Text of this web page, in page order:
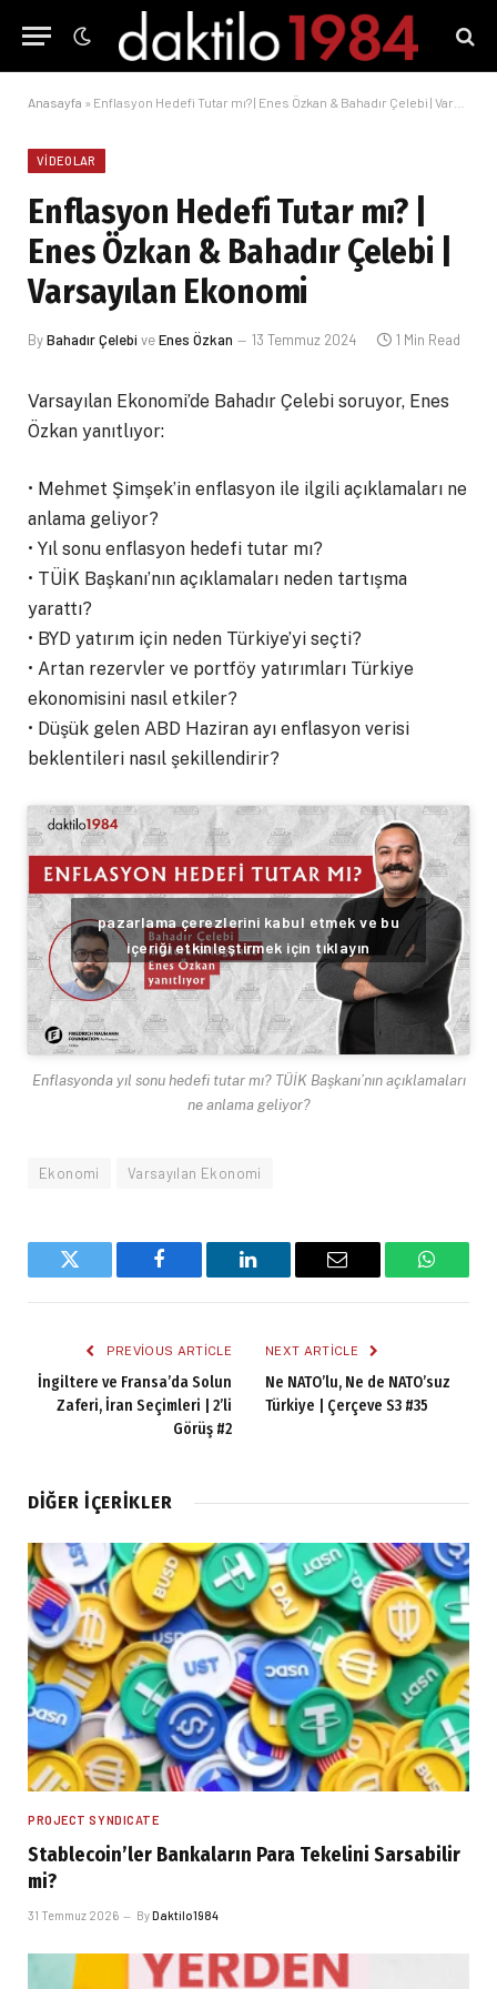
Anasayfa » Enflasyon Hedefi Tutar mı? | Enes Özkan & Bahadır Çelebi | Varsayılan Ekonomi
VIDEOLAR
Enflasyon Hedefi Tutar mı? |
Enes Özkan & Bahadır Çelebi |
Varsayılan Ekonomi
ByBahadır Çelebi veEnes Özkan 13 Temmuz 2024 1 Min Read
Varsayılan Ekonomi’de Bahadır Çelebi soruyor, Enes
Özkan yanıtlıyor:
•⁠ ⁠Mehmet Şimşek’in enflasyon ile ilgili açıklamaları ne
anlama geliyor?
•⁠ ⁠Yıl sonu enflasyon hedefi tutar mı?
•⁠ ⁠TÜİK Başkanı’nın açıklamaları neden tartışma
yarattı?
•⁠ ⁠BYD yatırım için neden Türkiye’yi seçti?
•⁠ ⁠Artan rezervler ve portföy yatırımları Türkiye
ekonomisini nasıl etkiler?
•⁠ ⁠Düşük gelen ABD Haziran ayı enflasyon verisi
beklentileri nasıl şekillendirir?
pazarlama çerezlerini kabul etmek ve bu
içeriği etkinleştirmek için tıklayın
Enflasyonda yıl sonu hedefi tutar mı? TÜİK Başkanı’nın açıklamaları
ne anlama geliyor?
Ekonomi Varsayılan Ekonomi
Twitter Facebook LinkedIn Email
PREVIOUS ARTICLE
İngiltere ve Fransa’da Solun
Zaferi, İran Seçimleri | 2’li
Görüş #2
NEXT ARTICLE
Ne NATO’lu, Ne de NATO’suz
Türkiye | Çerçeve S3 #35
DIĞER İÇERIKLER
PROJECT SYNDICATE
Stablecoin’ler Bankaların Para Tekelini Sarsabilir
mi?
31 Temmuz 2026 ByDaktilo1984